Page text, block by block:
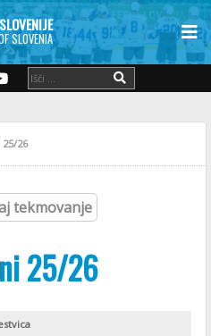
SLOVENIA
25/26
tekmovanje
25/26